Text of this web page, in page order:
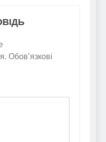
Обов’язкові